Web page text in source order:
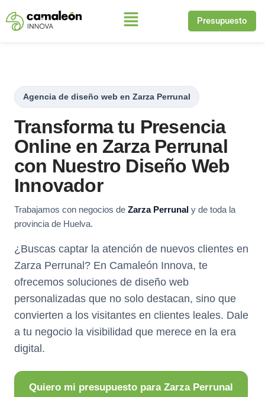
Saltar
Presupuesto
Agencia de diseño web en Zarza Perrunal
Transforma tu Presencia
Online en Zarza Perrunal
con Nuestro Diseño Web
Innovador
Trabajamos con negocios de Zarza Perrunal y de toda la
provincia de Huelva.
¿Buscas captar la atención de nuevos clientes en
Zarza Perrunal? En Camaleón Innova, te
ofrecemos soluciones de diseño web
personalizadas que no solo destacan, sino que
convierten a los visitantes en clientes leales. Dale
a tu negocio la visibilidad que merece en la era
digital.
Quiero mi presupuesto para Zarza Perrunal